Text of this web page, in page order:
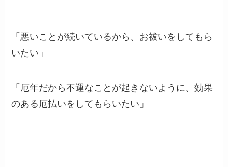
「悪いことが続いているから、お祓いをしてもら
いたい」
「厄年だから不運なことが起きないように、効果
のある厄払いをしてもらいたい」